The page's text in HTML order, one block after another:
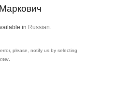
in Russian.
please, notify us by selecting
.